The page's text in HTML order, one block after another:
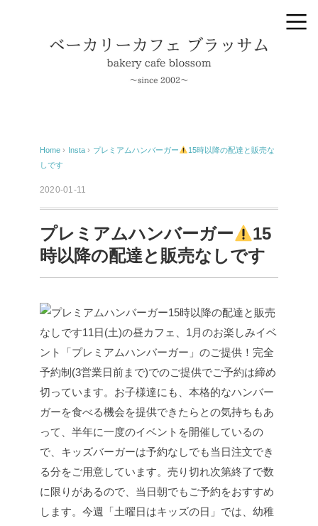
Home › Insta › プレミアムハンバーガー
15時以降の配達と販売な
しです
2020-01-11
プレミアムハンバーガー
15
時以降の配達と販売なしです